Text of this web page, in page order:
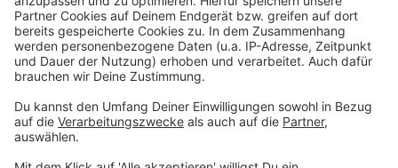
großer Umbrüche ist es sowohl für die adelige
Herrschaft als auch für die Dienerschaft eine
Herausforderung, mit der Zeit zu gehen und
Veränderung zuzulassen. Das Ganze wird mit viel
Moment voll in seinen Bann. Auch weil uns die Serie
einen Spiegel vorhält, denn auch wir leben in einer Zeit,
die geprägt ist von Umbrüchen und Veränderung. Die